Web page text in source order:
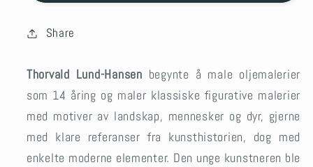
Share
Thorvald Lund-Hansen begynte å male oljemalerier
som 14 åring og maler klassiske figurative malerier
med motiver av landskap, mennesker og dyr, gjerne
med klare referanser fra kunsthistorien, dog med
enkelte moderne elementer. Den unge kunstneren ble